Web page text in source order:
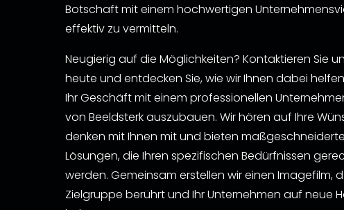
Botschaft mit einem hochwertigen
effektiv zu vermitteln.
Neugierig auf die Möglichkeiten? Kontaktieren Sie
heute und entdecken Sie, wie wir Ihnen dabei
Ihr Geschäft mit einem professionellen
von Beeldsterk auszubauen. Wir hören auf Ihre
denken mit Ihnen mit und bieten maßgeschneiderte
Lösungen, die Ihren spezifischen Bedürfnissen
werden. Gemeinsam erstellen wir einen Imagefilm,
Zielgruppe berührt und Ihr Unternehmen auf neue